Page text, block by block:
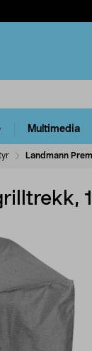
Multimedia
Landmann